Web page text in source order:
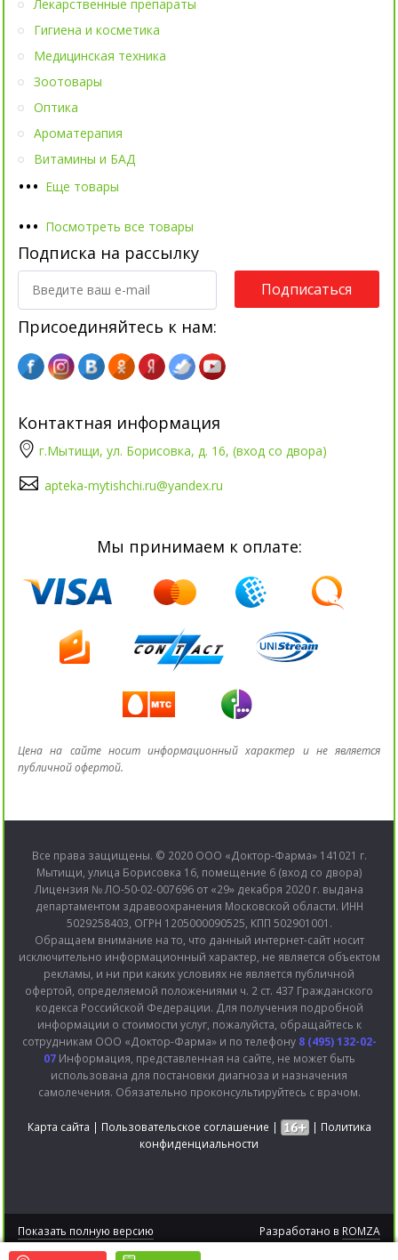
••• Еще товары
Лекарственные препараты
Гигиена и косметика
Медицинская техника
Зоотовары
Оптика
Ароматерапия
Витамины и БАД
••• Посмотреть все товары
Подписка на рассылку
Подписаться
Присоединяйтесь к нам:
Контактная информация
г.Мытищи, ул. Борисовка, д. 16, (вход со двора)
apteka-mytishchi.ru@yandex.ru
Мы принимаем к оплате:
Цена на сайте носит информационный характер и не является
публичной офертой.
Все права защищены. © 2020 ООО «Доктор-Фарма» 141021 г.
Мытищи, улица Борисовка 16, помещение 6 (вход со двора)
Лицензия № ЛО-50-02-007696 от «29» декабря 2020 г. выдана
департаментом здравоохранения Московской области. ИНН
5029258403, ОГРН 1205000090525, КПП 502901001.
Обращаем внимание на то, что данный интернет-сайт носит
исключительно информационный характер, не является объектом
рекламы, и ни при каких условиях не является публичной
офертой, определяемой положениями ч. 2 ст. 437 Гражданского
кодекса Российской Федерации. Для получения подробной
информации о стоимости услуг, пожалуйста, обращайтесь к
сотрудникам ООО «Доктор-Фарма» и по телефону 8 (495) 132-02-
07Информация, представленная на сайте, не может быть
использована для постановки диагноза и назначения
самолечения. Обязательно проконсультируйтесь с врачом.
Карта сайта | Пользовательское соглашение | | Политика
конфиденциальности
Показать полную версию
2015 © Bitronic версия 2.0
Разработано в ROMZA